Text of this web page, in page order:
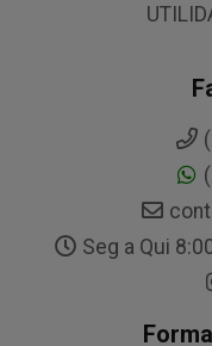
Seg a Qui